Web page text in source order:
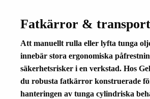
Fatkärror &
Att manuellt rulla eller lyfta tunga
innebär stora ergonomiska
säkerhetsrisker i en verkstad. Hos
du robusta fatkärror konstruerade
hanteringen av tunga cylindriska